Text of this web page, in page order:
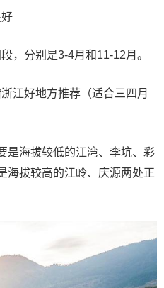
分别是3-4月和11-12月。
好地方推荐（适合三四月
海拔较低的江湾、李坑、彩
海拔较高的江岭、庆源两处正